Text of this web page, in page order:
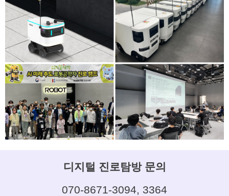
디지털 진로탐방 문의
070-8671-3094, 3364